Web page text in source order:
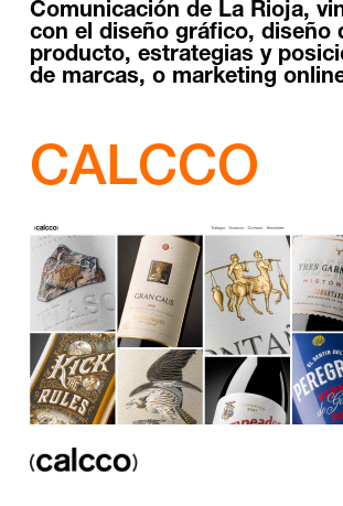
Comunicación de La Rioja,
con el diseño gráfico, diseño
producto, estrategias y
de marcas, o marketing
CALCCO